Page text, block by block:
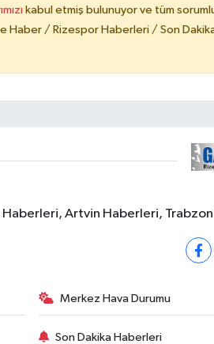
kabul etmiş bulunuyor ve tüm
Haber / Rizespor Haberleri / Son
Haberleri, Artvin Haberleri,
Merkez Hava Durumu
Son Dakika Haberleri